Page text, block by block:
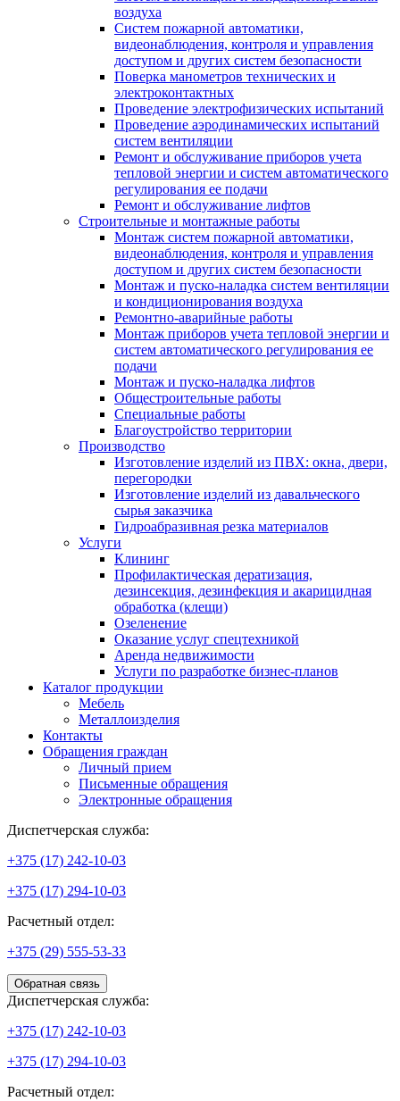
воздуха
Систем пожарной автоматики,
видеонаблюдения, контроля и управления
доступом и других систем безопасности
Поверка манометров технических и
электроконтактных
Проведение электрофизических испытаний
Проведение аэродинамических испытаний
систем вентиляции
Ремонт и обслуживание приборов учета
тепловой энергии и систем автоматического
регулирования ее подачи
Ремонт и обслуживание лифтов
Строительные и монтажные работы
Монтаж систем пожарной автоматики,
видеонаблюдения, контроля и управления
доступом и других систем безопасности
Монтаж и пуско-наладка систем вентиляции
и кондиционирования воздуха
Ремонтно-аварийные работы
Монтаж приборов учета тепловой энергии и
систем автоматического регулирования ее
подачи
Монтаж и пуско-наладка лифтов
Общестроительные работы
Специальные работы
Благоустройство территории
Производство
Изготовление изделий из ПВХ: окна, двери,
перегородки
Изготовление изделий из давальческого
сырья заказчика
Гидроабразивная резка материалов
Услуги
Клининг
Профилактическая дератизация,
дезинсекция, дезинфекция и акарицидная
обработка (клещи)
Озеленение
Оказание услуг спецтехникой
Аренда недвижимости
Услуги по разработке бизнес-планов
Каталог продукции
Мебель
Металлоизделия
Контакты
Обращения граждан
Личный прием
Письменные обращения
Электронные обращения
Диспетчерская служба:
+375 (17) 242-10-03
+375 (17) 294-10-03
Расчетный отдел:
+375 (29) 555-53-33
Обратная связь
Диспетчерская служба:
+375 (17) 242-10-03
+375 (17) 294-10-03
Расчетный отдел: